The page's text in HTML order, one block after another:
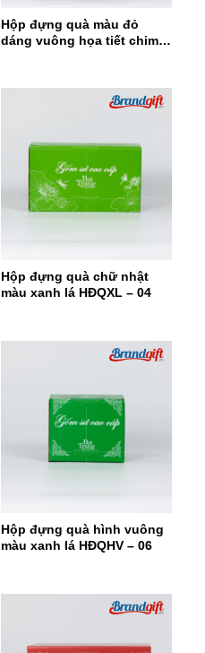
Hộp đựng quà màu đỏ
dáng vuông họa tiết chim
Hộp đựng quà chữ nhật
màu xanh lá HĐQXL – 04
Hộp đựng quà hình vuông
màu xanh lá HĐQHV – 06